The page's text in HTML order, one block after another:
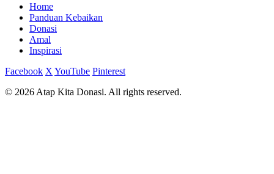
Home
Panduan Kebaikan
Donasi
Amal
Inspirasi
Facebook X YouTube Pinterest
© 2026 Atap Kita Donasi. All rights reserved.